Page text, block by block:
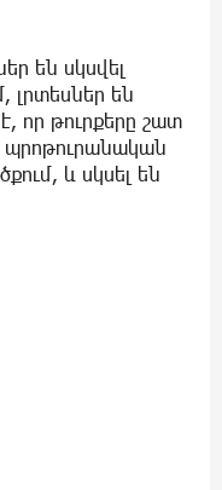
են սկսվել
լրտեսներ են
որ թուրքերը շատ
և սկսել են